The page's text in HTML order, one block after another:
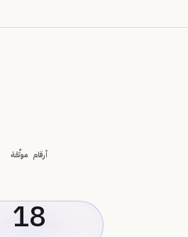
أرقام موثّقة
18